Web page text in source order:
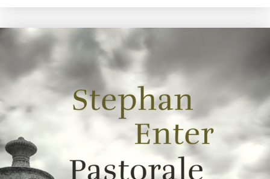
Een jaar uit het leven van Gesine Cresspahl
€49,50
BESTEL